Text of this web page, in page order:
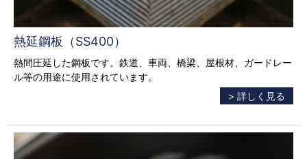
熱延鋼板（SS400）
熱間圧延した鋼板です。鉄道、車両、橋梁、屋根材、ガードレー
ル等の用途に使用されています。
> 詳しく見る